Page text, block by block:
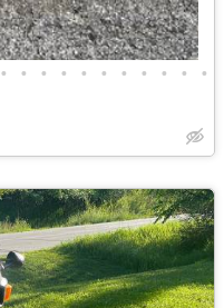
• • • • • • • • • • •